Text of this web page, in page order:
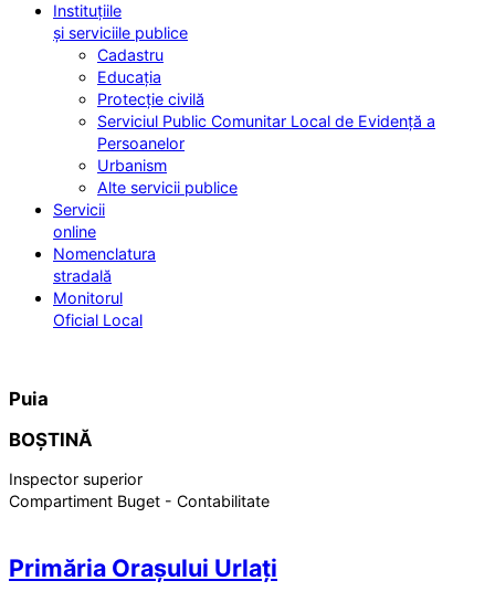
Instituțiile
și serviciile publice
Cadastru
Educația
Protecție civilă
Serviciul Public Comunitar Local de Evidență a
Persoanelor
Urbanism
Alte servicii publice
Servicii
online
Nomenclatura
stradală
Monitorul
Oficial Local
Puia
BOȘTINĂ
Inspector superior
Compartiment Buget - Contabilitate
Primăria Orașului Urlați